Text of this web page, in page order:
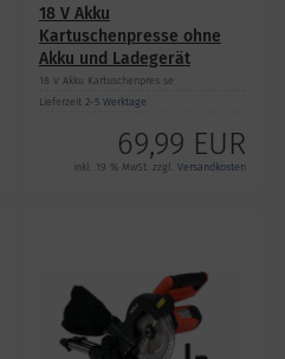
18 V Akku
Kartuschenpresse ohne
Akku und Ladegerät
18 V Akku Kartuschenpres se
Lieferzeit 2-5 Werktage
69,99 EUR
inkl. 19 % MwSt. zzgl. Versandkosten